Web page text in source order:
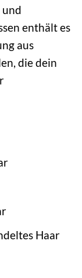
und
enthält es
aus
die dein
Haar